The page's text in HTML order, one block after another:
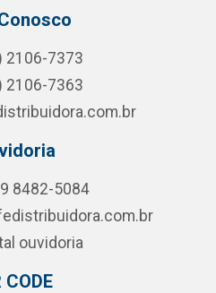
2106-7373
2106-7363
8482-5084
ouvidoria
CODE